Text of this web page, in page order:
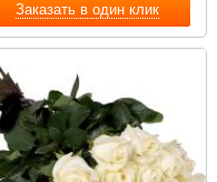
Заказать в один клик